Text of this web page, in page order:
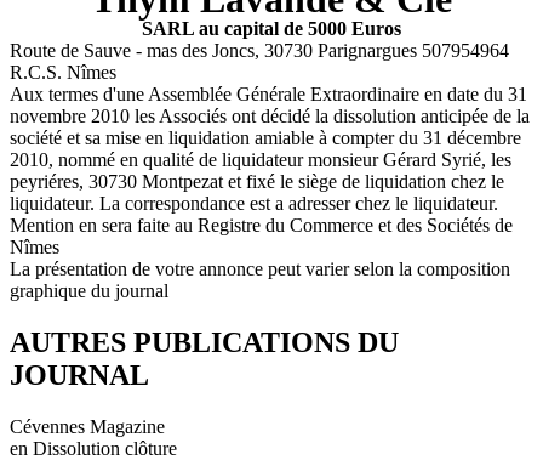
SARL au capital de 5000 Euros
Route de Sauve - mas des Joncs, 30730 Parignargues 507954964
R.C.S. Nîmes
Aux termes d'une Assemblée Générale Extraordinaire en date du 31
novembre 2010 les Associés ont décidé la dissolution anticipée de la
société et sa mise en liquidation amiable à compter du 31 décembre
2010, nommé en qualité de liquidateur monsieur Gérard Syrié, les
peyriéres, 30730 Montpezat et fixé le siège de liquidation chez le
liquidateur. La correspondance est a adresser chez le liquidateur.
Mention en sera faite au Registre du Commerce et des Sociétés de
Nîmes
La présentation de votre annonce peut varier selon la composition
graphique du journal
AUTRES PUBLICATIONS DU
JOURNAL
Cévennes Magazine
en Dissolution clôture